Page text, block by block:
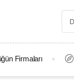
Firmaları